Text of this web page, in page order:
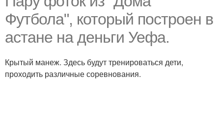
Футбола", который построен в
астане на деньги Уефа.
Крытый манеж. Здесь будут тренироваться дети,
проходить различные соревнования.